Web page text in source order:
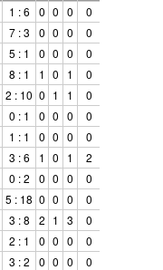
1 : 6 0 0 0
0
7 : 3 0 0 0
0
5 : 1 0 0 0
0
8 : 1 1 0 1
0
2 : 10 0 1 1
0
0 : 1 0 0 0
0
1 : 1 0 0 0
0
3 : 6 1 0 1
2
0 : 2 0 0 0
0
5 : 18 0 0 0
0
3 : 8 2 1 3
0
2 : 1 0 0 0
0
3 : 2 0 0 0
0